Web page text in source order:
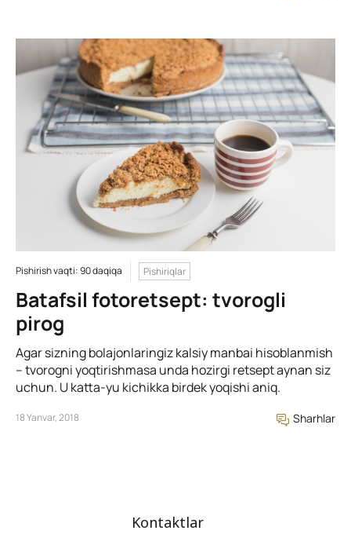
Pishirish vaqti: 90 daqiqa Pishiriqlar
Batafsil fotoretsept: tvorogli
pirog
Agar sizning bolajonlaringiz kalsiy manbai hisoblanmish
– tvorogni yoqtirishmasa unda hozirgi retsept aynan siz
uchun. U katta-yu kichikka birdek yoqishi aniq.
18 Yanvar, 2018 Sharhlar
Kontaktlar